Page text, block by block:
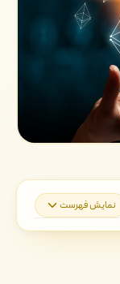
نمایش فهرست